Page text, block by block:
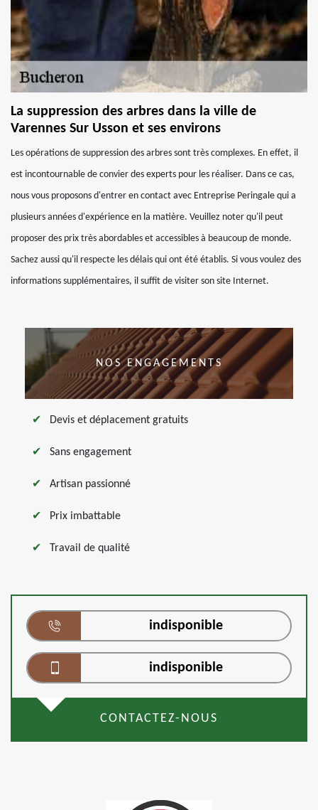
La suppression des arbres dans la ville de
Varennes Sur Usson et ses environs
Les opérations de suppression des arbres sont très complexes. En effet, il
est incontournable de convier des experts pour les réaliser. Dans ce cas,
nous vous proposons d'entrer en contact avec Entreprise Peringale qui a
plusieurs années d'expérience en la matière. Veuillez noter qu'il peut
proposer des prix très abordables et accessibles à beaucoup de monde.
Sachez aussi qu'il respecte les délais qui ont été établis. Si vous voulez des
informations supplémentaires, il suffit de visiter son site Internet.
NOS ENGAGEMENTS
Devis et déplacement gratuits
Sans engagement
Artisan passionné
Prix imbattable
Travail de qualité
indisponible
indisponible
CONTACTEZ-NOUS